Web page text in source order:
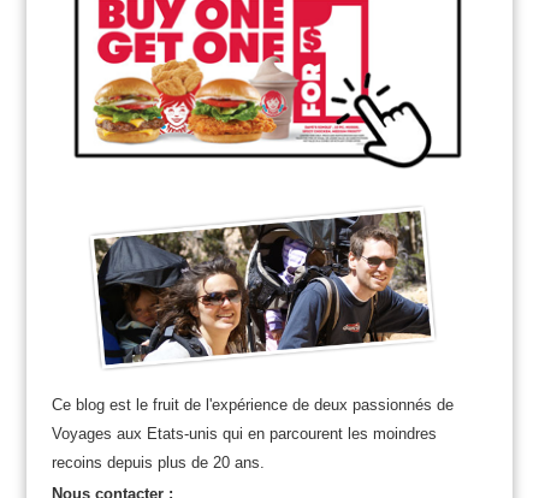
Ce blog est le fruit de l'expérience de deux passionnés de
Voyages aux Etats-unis qui en parcourent les moindres
recoins depuis plus de 20 ans.
Nous contacter :